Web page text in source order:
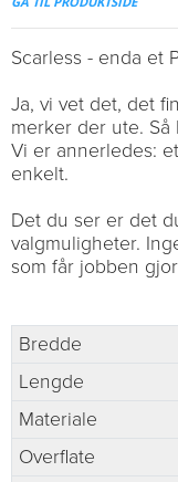
Scarless - enda et
Ja, vi vet det, det
merker der ute.
Vi er annerledes:
enkelt.
Det du ser er det
valgmuligheter.
som får jobben
Bredde
Lengde
Materiale
Overflate